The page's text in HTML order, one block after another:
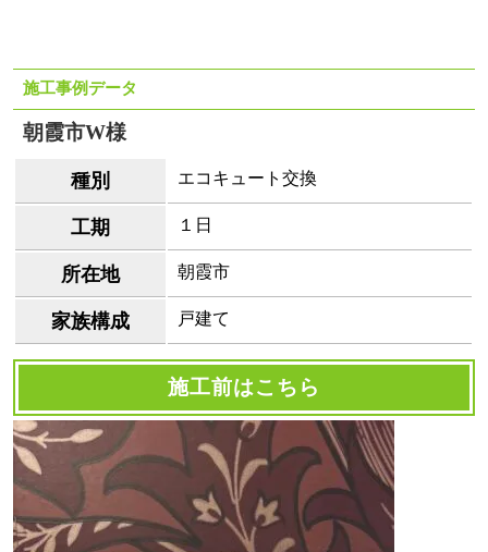
施工事例データ
朝霞市W様
種別 エコキュート交換
工期 １日
所在地 朝霞市
家族構成 戸建て
施工前はこちら